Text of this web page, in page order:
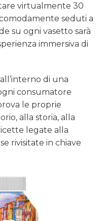
virtualmente 30
seduti a
su ogni vasetto sarà
immersiva di
di una
consumatore
le proprie
alla storia, alla
legate alla
rivisitate in chiave